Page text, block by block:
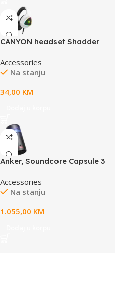
CANYON headset Shadder
Accessories
Na stanju
34,00 KM
Anker, Soundcore Capsule 3
Accessories
Na stanju
1.055,00 KM